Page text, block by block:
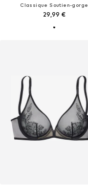
Classique Soutien-gorge
29,99 €